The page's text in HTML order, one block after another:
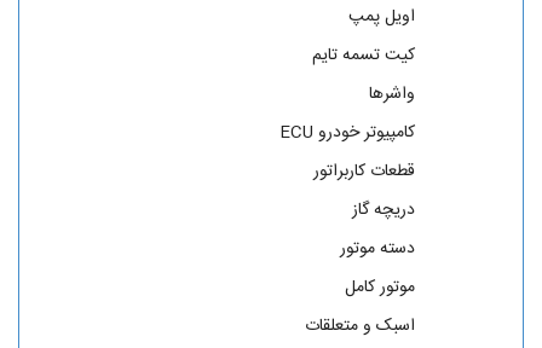
اویل پمپ
کیت تسمه تایم
واشرها
کامپیوتر خودرو ECU
قطعات کاربراتور
دریچه گاز
دسته موتور
موتور کامل
اسبک و متعلقات